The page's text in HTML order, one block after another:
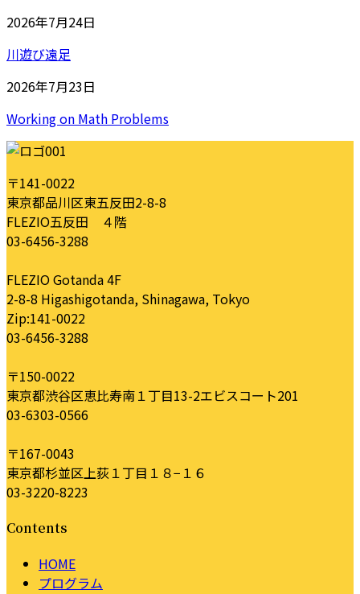
2026年7月24日
川遊び遠足
2026年7月23日
Working on Math Problems
〒141-0022
東京都品川区東五反田2-8-8
FLEZIO五反田 ４階
03-6456-3288
FLEZIO Gotanda 4F
2-8-8 Higashigotanda, Shinagawa, Tokyo
Zip:141-0022
03-6456-3288
〒150-0022
東京都渋谷区恵比寿南１丁目13-2エビスコート201
03-6303-0566
〒167-0043
東京都杉並区上荻１丁目１８−１６
03-3220-8223
Contents
HOME
プログラム